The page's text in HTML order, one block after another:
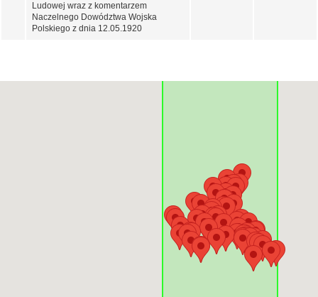
Ludowej wraz z komentarzem
Naczelnego Dowództwa Wojska
Polskiego z dnia 12.05.1920